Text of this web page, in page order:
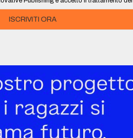
ISCRIVITI ORA